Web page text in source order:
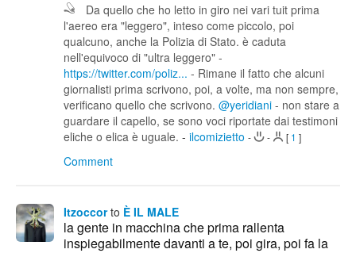
Da quello che ho letto in giro nei vari tuit prima
l'aereo era "leggero", inteso come piccolo, poi
qualcuno, anche la Polizia di Stato. è caduta
nell'equivoco di "ultra leggero" -
https://twitter.com/poliz... - Rimane il fatto che alcuni
giornalisti prima scrivono, poi, a volte, ma non sempre,
verificano quello che scrivono. @yeridiani - non stare a
guardare il capello, se sono voci riportate dai testimoni
eliche o elica è uguale. - ilcomizietto - - [ 1 ]
Comment
Itzoccor to È IL MALE
la gente in macchina che prima rallenta
inspiegabilmente davanti a te, poi gira, poi fa la